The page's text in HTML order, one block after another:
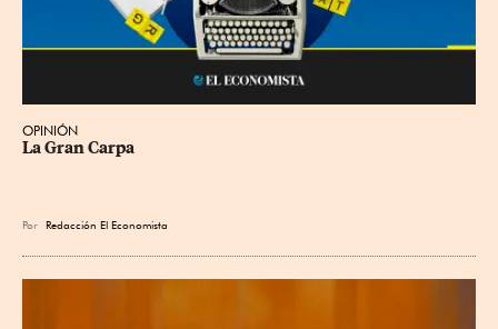
OPINIÓN
La Gran Carpa
Por Redacción El Economista